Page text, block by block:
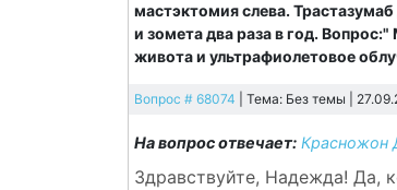
мастэктомия слева.
и зомета два раза в год.
живота и ультрафиолетовое
Вопрос # 68074 | Тема: Без темы |
На вопрос отвечает: Красножон
Здравствуйте, Надежда! Да,